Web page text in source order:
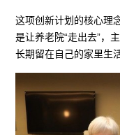
这项创新计划的核心理
是让养老院“走出去”，
长期留在自己的家里生活